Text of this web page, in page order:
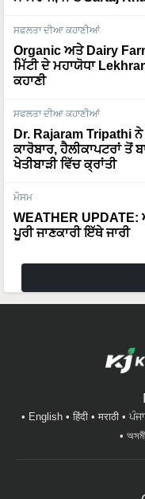
ਸਫਲਤਾ ਦੀਆ ਕਹਾਣੀਆਂ
Organic ਅਤੇ Dairy
ਮਿੱਟੀ ਦੇ ਮਹਾਯੋਧਾ
ਕਹਾਣੀ
Dr. Rajaram Tripathi ਨੇ
ਕਾਰੋਬਾਰ, ਹੈਲੀਕਾਪਟਰਾਂ ਤੋਂ
ਖੇਤੀਬਾੜੀ ਵਿੱਚ ਕ੍ਰਾਂਤੀ
WEATHER UPDATE:
ਪੂਰੀ ਜਾਣਕਾਰੀ ਇੱਥੇ ਜਾਰੀ
ਸੇਹਤ ਅਤੇ ਜੀਵਨ